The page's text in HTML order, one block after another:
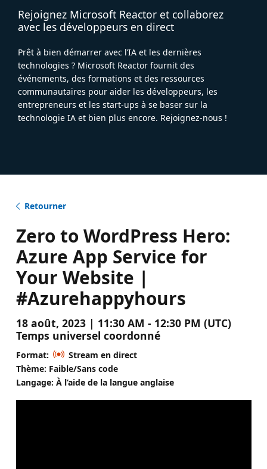
Rejoignez Microsoft Reactor et collaborez
avec les développeurs en direct
Prêt à bien démarrer avec l’IA et les dernières
technologies ? Microsoft Reactor fournit des
événements, des formations et des ressources
communautaires pour aider les développeurs, les
entrepreneurs et les start-ups à se baser sur la
technologie IA et bien plus encore. Rejoignez-nous !
Retourner
Zero to WordPress Hero:
Azure App Service for
Your Website |
#Azurehappyhours
18 août, 2023 | 11:30 AM - 12:30 PM (UTC)
Temps universel coordonné
Format:
Stream en direct
Thème: Faible/Sans code
Langage: À l’aide de la langue anglaise